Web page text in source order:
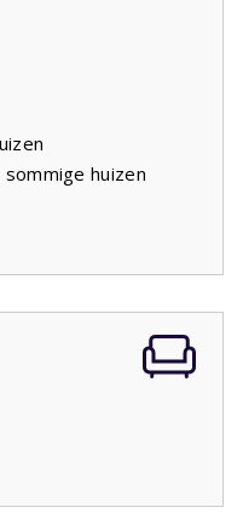
de kinderen
oplaadpunt
Het betreft
alle andere
evt. zelf een
huizen